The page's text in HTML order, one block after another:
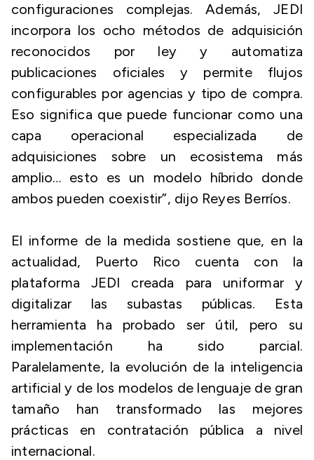
configuraciones complejas. Además, JEDI
incorpora los ocho métodos de adquisición
reconocidos por ley y automatiza
publicaciones oficiales y permite flujos
configurables por agencias y tipo de compra.
Eso significa que puede funcionar como una
capa operacional especializada de
adquisiciones sobre un ecosistema más
amplio… esto es un modelo híbrido donde
ambos pueden coexistir”, dijo Reyes Berríos.
El informe de la medida sostiene que, en la
actualidad, Puerto Rico cuenta con la
plataforma JEDI creada para uniformar y
digitalizar las subastas públicas. Esta
herramienta ha probado ser útil, pero su
implementación ha sido parcial.
Paralelamente, la evolución de la inteligencia
artificial y de los modelos de lenguaje de gran
tamaño han transformado las mejores
prácticas en contratación pública a nivel
internacional.